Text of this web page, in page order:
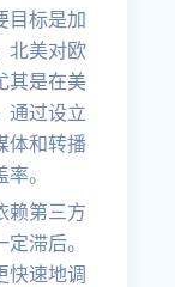
目标是加
北美对欧
其是在美
通过设立
体和转播
。
赖第三方
滞后。
快速地调